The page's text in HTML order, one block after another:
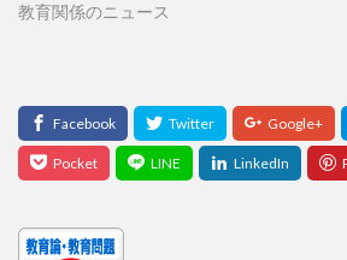
教育関係のニュース